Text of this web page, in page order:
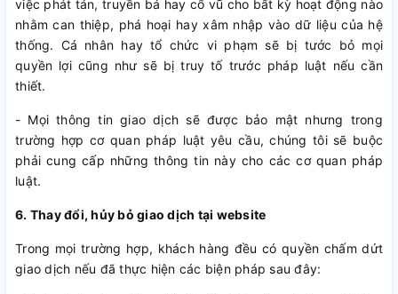
việc phát tán, truyền bá hay cổ vũ cho bất kỳ hoạt động nào
nhằm can thiệp, phá hoại hay xâm nhập vào dữ liệu của hệ
thống. Cá nhân hay tổ chức vi phạm sẽ bị tước bỏ mọi
quyền lợi cũng như sẽ bị truy tố trước pháp luật nếu cần
thiết.
- Mọi thông tin giao dịch sẽ được bảo mật nhưng trong
trường hợp cơ quan pháp luật yêu cầu, chúng tôi sẽ buộc
phải cung cấp những thông tin này cho các cơ quan pháp
luật.
6. Thay đổi, hủy bỏ giao dịch tại website
Trong mọi trường hợp, khách hàng đều có quyền chấm dứt
giao dịch nếu đã thực hiện các biện pháp sau đây: